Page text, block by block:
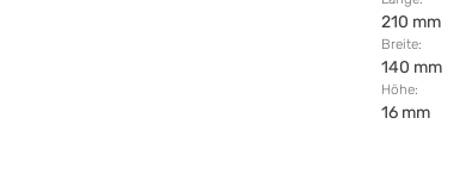
210 mm
Breite:
140 mm
Höhe:
16 mm